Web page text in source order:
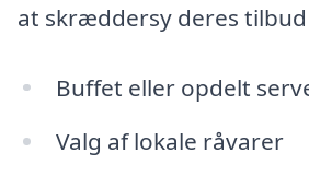
at skræddersy deres
Buffet eller opdelt
Valg af lokale råvarer